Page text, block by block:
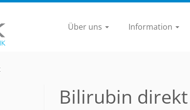
Über uns Information
Bilirubin direkt